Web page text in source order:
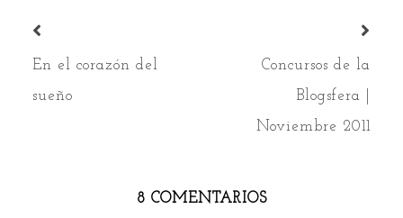
En el corazón del
sueño
Concursos de la
Blogsfera |
Noviembre 2011
8 COMENTARIOS